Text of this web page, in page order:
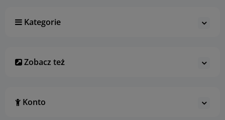
Kategorie
Zobacz też
Konto